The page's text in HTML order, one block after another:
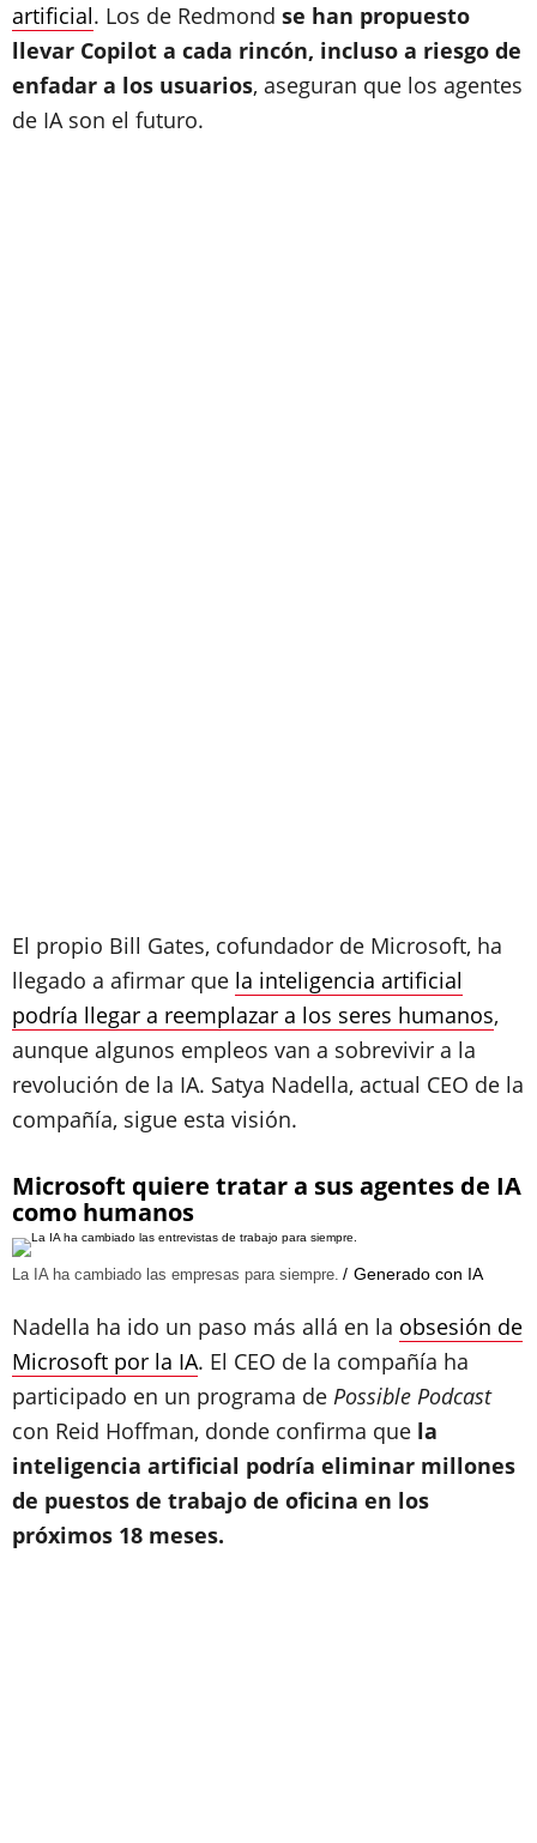
artificial. Los de Redmond se han propuesto
llevar Copilot a cada rincón, incluso a riesgo de
enfadar a los usuarios, aseguran que los agentes
de IA son el futuro.
El propio Bill Gates, cofundador de Microsoft, ha
llegado a afirmar que la inteligencia artificial
podría llegar a reemplazar a los seres humanos,
aunque algunos empleos van a sobrevivir a la
revolución de la IA. Satya Nadella, actual CEO de la
compañía, sigue esta visión.
Microsoft quiere tratar a sus agentes de IA
como humanos
La IA ha cambiado las empresas para siempre. Generado con IA
Nadella ha ido un paso más allá en la obsesión de
Microsoft por la IA. El CEO de la compañía ha
participado en un programa de Possible Podcast
con Reid Hoffman, donde confirma que la
inteligencia artificial podría eliminar millones
de puestos de trabajo de oficina en los
próximos 18 meses.